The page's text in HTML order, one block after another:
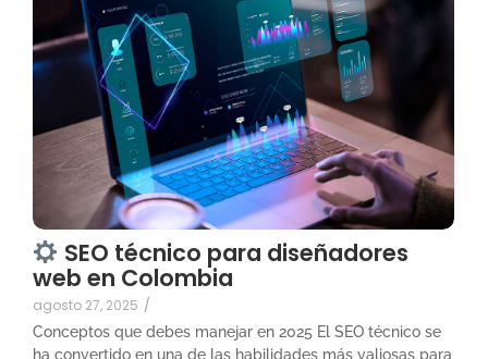
SEO técnico para diseñadores
web en Colombia
agosto 27, 2025 /
Conceptos que debes manejar en 2025 El SEO técnico se
ha convertido en una de las habilidades más valiosas para